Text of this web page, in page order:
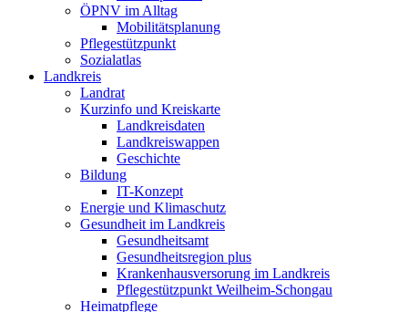
ÖPNV im Alltag
Mobilitätsplanung
Pflegestützpunkt
Sozialatlas
Landkreis
Landrat
Kurzinfo und Kreiskarte
Landkreisdaten
Landkreiswappen
Geschichte
Bildung
IT-Konzept
Energie und Klimaschutz
Gesundheit im Landkreis
Gesundheitsamt
Gesundheitsregion plus
Krankenhausversorung im Landkreis
Pflegestützpunkt Weilheim-Schongau
Heimatpflege